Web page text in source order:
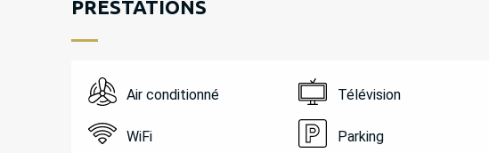
PRESTATIONS
Air conditionné Télévision
WiFi Parking